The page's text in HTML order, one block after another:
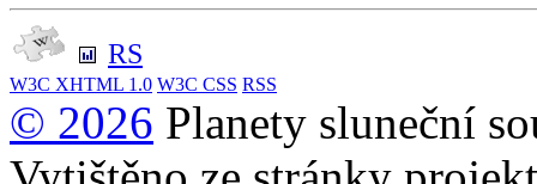
RS
W3C XHTML 1.0 W3C CSS RSS
© 2026 Planety sluneční